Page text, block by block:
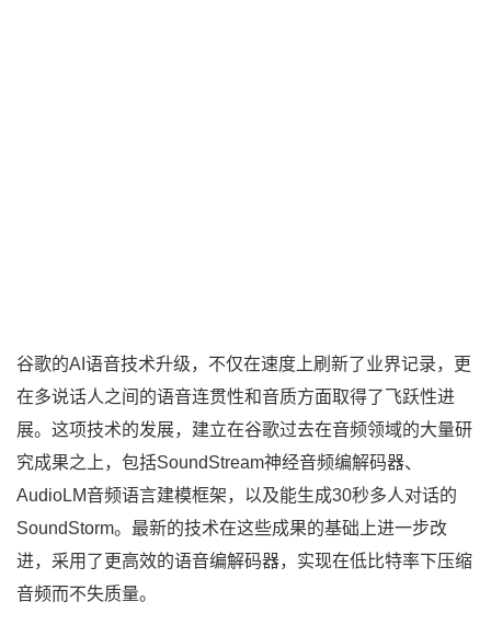
谷歌的AI语音技术升级，不仅在速度上刷新了业界记录，更
在多说话人之间的语音连贯性和音质方面取得了飞跃性进
展。这项技术的发展，建立在谷歌过去在音频领域的大量研
究成果之上，包括SoundStream神经音频编解码器、
AudioLM音频语言建模框架，以及能生成30秒多人对话的
SoundStorm。最新的技术在这些成果的基础上进一步改
进，采用了更高效的语音编解码器，实现在低比特率下压缩
音频而不失质量。